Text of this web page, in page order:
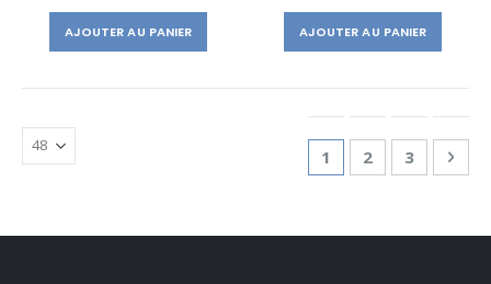
AJOUTER AU PANIER AJOUTER AU PANIER
You're currently
1 Page
2 Page
3